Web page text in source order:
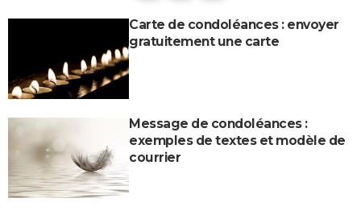
Carte de condoléances : envoyer
gratuitement une carte
Message de condoléances :
exemples de textes et modèle de
courrier